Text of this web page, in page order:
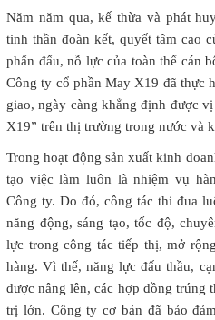
Năm năm qua, kế thừa và phát
tinh thần đoàn kết, quyết tâm cao
phấn đấu, nỗ lực của toàn thể cán
Công ty cổ phần May X19 đã thực
giao, ngày càng khẳng định được
X19” trên thị trường trong nước và
Trong hoạt động sản xuất kinh
tạo việc làm luôn là nhiệm vụ
Công ty. Do đó, công tác thi đua
năng động, sáng tạo, tốc độ,
lực trong công tác tiếp thị, mở
hàng. Vì thế, năng lực đấu thầu,
được nâng lên, các hợp đồng trúng
trị lớn. Công ty cơ bản đã bảo